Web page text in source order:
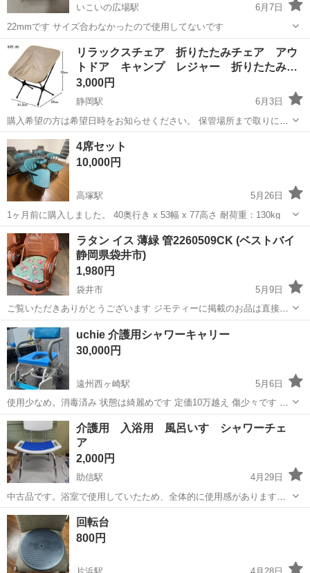
いこいの広場駅
6月7日
22mmです サイズ合わなかったので使用してないです
静岡 いこいの広場駅 椅子 トラスコ
リラックスチェア 折りたたみチェア アウ
トドア キャンプ レジャー 折りたたみ…
3,000円
静岡駅
6月3日
購入希望の方は希望日時をお知らせください。 保管場所まで取りに来
ていただける方のみお願いします。 場所はJR静岡駅より車で5分程度
になります。 ※事故防止のため乳幼児・未就学児童を連れての引き渡
しはご遠慮頂いており...
静岡 静岡市 静岡駅
4席セット
10,000円
高塚駅
5月26日
1ヶ月前に購入しました。 40奥行き x 53幅 x 77高さ 耐荷重：130kg
静岡 浜松市 高塚駅 椅子 セット
ラタン イス 薄緑 管2260509CK (ベストバイ
静岡県袋井市)
1,980円
袋井市
5月9日
ご覧いただきありがとうございます ジモティーに掲載のお品は直接当
店にお越しいただける方のみに販売しております。 その際、軽トラッ
クの貸し出しや配達も行っておりますのでご利用ください。 店頭でも
販売しておりますので、売り...
静岡 袋井市 椅子
uchie 介護用シャワーキャリー
30,000円
遠州西ヶ崎駅
5月6日
使用少なめ。消毒済み 状態は綺麗めです 定価10万越え 傷少々です 無
理のない値下げ交渉承ります
静岡 浜松市 遠州西ヶ崎駅 椅子 シャワーキャリー
介護用 入浴用 風呂いす シャワーチェ
ア
2,000円
助信駅
4月29日
中古品です。浴室で使用していたため、全体的に使用感があります。
脚部分のゴムキャップに経年劣化によるひび割れが見られます（写真
３枚目、４枚目参照）。現状でも使用は可能ですが、気になる方はホ
ームセンター等で替えのゴムをご購入...
静岡 浜松市 助信駅
回転台
800円